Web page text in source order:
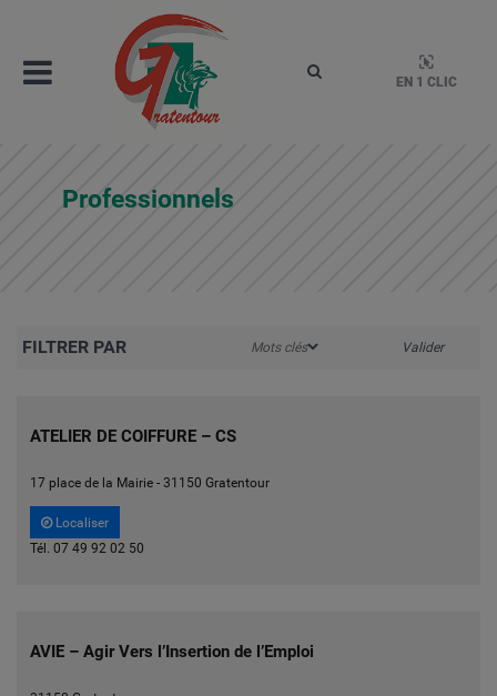
Menu
EN 1 CLIC
Professionnels
ATELIER DE COIFFURE – CS
17 place de la Mairie - 31150 Gratentour
Localiser
Tél. 07 49 92 02 50
AVIE – Agir Vers l’Insertion de l’Emploi